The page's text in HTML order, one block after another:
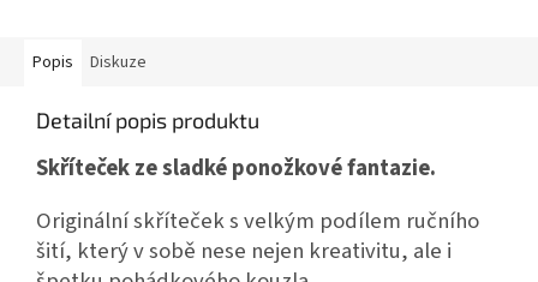
Popis Diskuze
Detailní popis produktu
Skříteček ze sladké ponožkové fantazie.
Originální skříteček s velkým podílem ručního
šití, který v sobě nese nejen kreativitu, ale i